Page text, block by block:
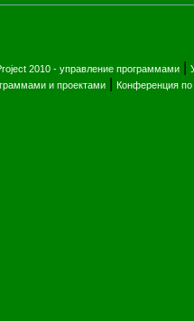
2010 - управление программами
и проектами| Конференция